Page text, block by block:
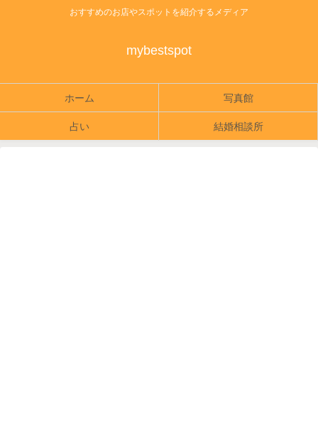
おすすめのお店やスポットを紹介するメディア
mybestspot
ホーム 写真館
占い 結婚相談所